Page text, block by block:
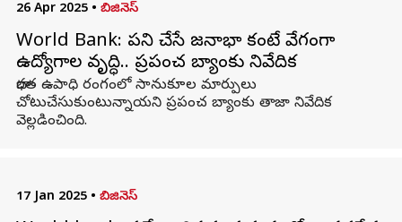
26 Apr 2025 • బిజినెస్
World Bank: పని చేసే జనాభా కంటే వేగంగా
ఉద్యోగాల వృద్ధి.. ప్రపంచ బ్యాంకు నివేదిక
భారత ఉపాధి రంగంలో సానుకూల మార్పులు
చోటుచేసుకుంటున్నాయని ప్రపంచ బ్యాంకు తాజా నివేదిక
వెల్లడించింది.
17 Jan 2025 • బిజినెస్